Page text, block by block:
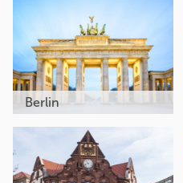
Berlin